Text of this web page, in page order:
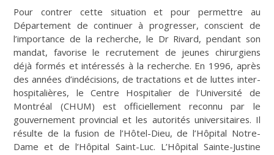
Pour contrer cette situation et pour permettre au
Département de continuer à progresser, conscient de
l’importance de la recherche, le Dr Rivard, pendant son
mandat, favorise le recrutement de jeunes chirurgiens
déjà formés et intéressés à la recherche. En 1996, après
des années d’indécisions, de tractations et de luttes inter-
hospitalières, le Centre Hospitalier de l’Université de
Montréal (CHUM) est officiellement reconnu par le
gouvernement provincial et les autorités universitaires. Il
résulte de la fusion de l’Hôtel-Dieu, de l’Hôpital Notre-
Dame et de l’Hôpital Saint-Luc. L’Hôpital Sainte-Justine